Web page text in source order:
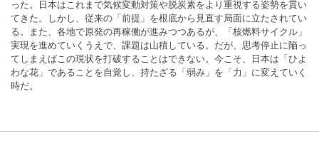
った。日本はこれまで気候変動対策や脱炭素をより重視する姿勢を貫い
てきた。しかし、従来の「前提」を根底から見直す局面に立たされてい
る。また、各地で原発の再稼働が進みつつあるが、「核燃料サイクル」
実現を進めていくうえで、課題は山積している。だが、思考停止に陥っ
てしまえばこの現状を打破することはできない。今こそ、日本は「ひよ
わな花」であることを自覚し、持たざる「弱み」を「力」に変えていく
時だ。